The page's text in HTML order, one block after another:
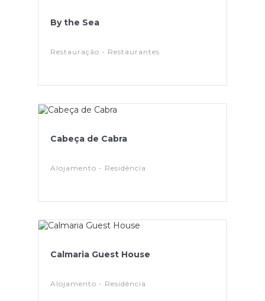
By the Sea
Restauração - Restaurantes
Cabeça de Cabra
Alojamento - Residência
Calmaria Guest House
Alojamento - Residência